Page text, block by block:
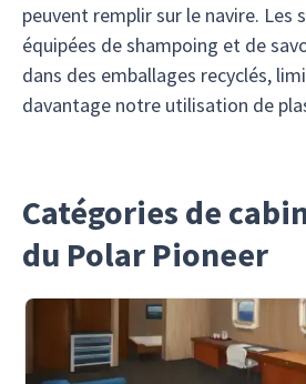
peuvent remplir sur le navire. Les
équipées de shampoing et de
dans des emballages recyclés,
davantage notre utilisation de
Catégories de
du Polar Pioneer